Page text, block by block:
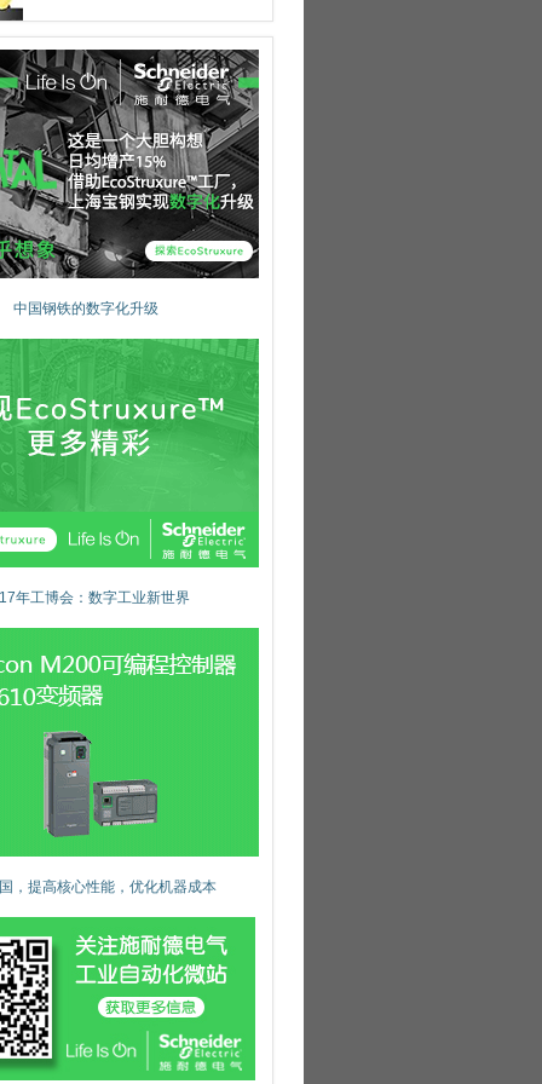
中国钢铁的数字化升级
年工博会：数字工业新世界
，提高核心性能，优化机器成本